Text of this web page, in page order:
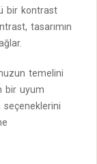
bir kontrast
tasarımın
temelini
bir uyum